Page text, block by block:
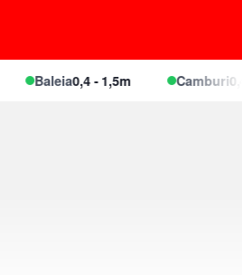
Baleia0,4 - 1,5m Camburi0,4 -